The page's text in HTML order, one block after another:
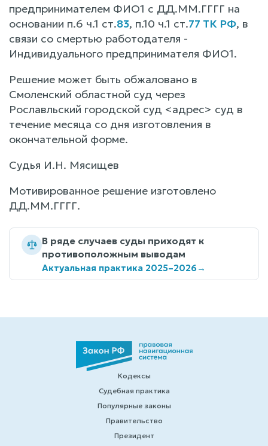
предпринимателем ФИО1 с ДД.ММ.ГГГГ на
основании п.6 ч.1 ст.83, п.10 ч.1 ст.77 ТК РФ, в
связи со смертью работодателя -
Индивидуального предпринимателя ФИО1.
Решение может быть обжаловано в
Смоленский областной суд через
Рославльский городской суд <адрес> суд в
течение месяца со дня изготовления в
окончательной форме.
Судья И.Н. Мясищев
Мотивированное решение изготовлено
ДД.ММ.ГГГГ.
В ряде случаев суды приходят к
противоположным выводам
Актуальная практика 2025–2026→
Кодексы
Судебная практика
Популярные законы
Правительство
Президент